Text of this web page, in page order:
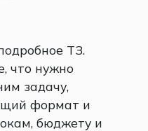
ТЗ.
что нужно
задачу,
формат и
бюджету и